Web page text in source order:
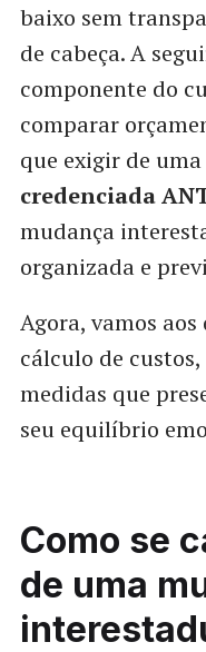
baixo sem
de cabeça. A
componente do
comparar
que exigir de uma
credenciada
mudança
organizada e
Agora, vamos
cálculo de
medidas que
seu equilíbrio
Como se
de uma